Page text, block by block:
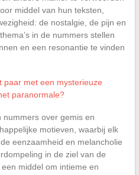
middel van hun teksten,
de nostalgie, de pijn en
in de nummers stellen
en een resonantie te vinden
paar met een mysterieuze
paranormale?
nummers over gemis en
motieven, waarbij elk
eenzaamheid en melancholie
in de ziel van de
middel om intieme en